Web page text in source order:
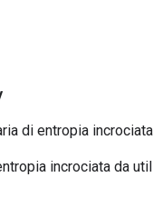
di entropia
incrociata da